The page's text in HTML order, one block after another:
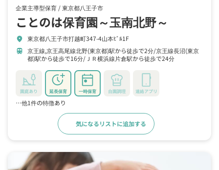
企業主導型保育 /東京都八王子市
ことのは保育園～玉南北野～
location_on 東京都八王子市打越町347-4山本ﾋﾞﾙ1F
train 京王線,京王高尾線北野(東京都)駅から徒歩で2分 京王線長沼(東京
都)駅から徒歩で16分
ＪＲ横浜線片倉駅から徒歩で24分
園庭あり 延長保育 一時保育 自園調理 連絡アプリ
…他1件の特徴あり
気になるリストに追加する